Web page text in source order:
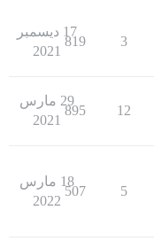
3
819
17 ديسمبر
2021
12
895
29 مارس
2021
5
507
18 مارس
2022